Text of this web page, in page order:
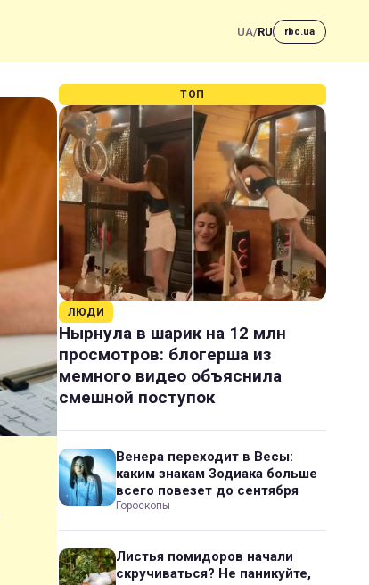
UA/RU rbc.ua
ТОП
ЛЮДИ
Нырнула в шарик на 12 млн
просмотров: блогерша из
мемного видео объяснила
смешной поступок
Венера переходит в Весы:
каким знакам Зодиака больше
всего повезет до сентября
Гороскопы
Листья помидоров начали
скручиваться? Не паникуйте,